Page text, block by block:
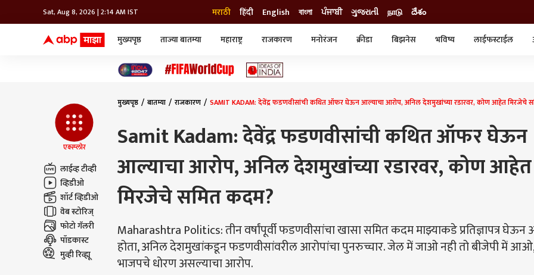
Sat, Aug 8, 2026 | 2:14 AM IST मराठी हिंदी English বাংলা ਪੰਜਾਬੀ ગુજરાતી நாடு దేశం
मुख्यपृष्ठ ताज्या बातम्या महाराष्ट्र राजकारण मनोरंजन क्रीडा बिझनेस भविष्य लाईफस्टाईल
कोल्हापूर
नवी मुंबई
अमरावती
अकोला
एक्स्प्लोर
लाईव्ह टीव्ही
व्हिडीओ
शॉर्ट व्हिडीओ
वेब स्टोरिज्
फोटो गॅलरी
पॉडकास्ट
मुव्ही रिव्ह्यू
मुख्यपृष्ठ बातम्या राजकारण SAMIT KADAM: देवेंद्र फडणवीसांची कथित ऑफर घेऊन आल्याचा आरोप, अनिल देशमुखांच्या रडारवर, कोण आहेत मिरजेचे
Samit Kadam: देवेंद्र फडणवीसांची कथित ऑफर घेऊन
आल्याचा आरोप, अनिल देशमुखांच्या रडारवर, कोण आहेत
मिरजेचे समित कदम?
Maharashtra Politics: तीन वर्षांपूर्वी फडणवीसांचा खासा समित कदम माझ्याकडे प्रतिज्ञापत्र
होता, अनिल देशमुखांकडून फडणवीसांवरील आरोपांचा पुनरुच्चार. जेल में जाओ नही तो बीजेपी में
भाजपचे धोरण असल्याचा आरोप.